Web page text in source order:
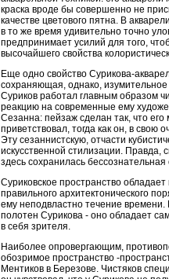
краска вроде бы совершенно не
качестве цветового пятна. В
в то же время удивительно точно
предпринимает усилий для того,
высочайшего свойства
Еще одно свойство Сурикова-
сохраняющая, однако, изумительное
Суриков работал главным образом
реакцию на современные ему
Сезанна: пейзаж сделан так, что его
приветствовал, тогда как он, в
Эту сезаннистскую, отчасти
искусственной стилизации. Правда,
здесь сохранилась
Суриковское пространство
правильного архитектонического
ему неподвластно течение
полотен Сурикова - оно обладает
в себя зрителя.
Наиболее опровергающим,
обозримое пространство -
Ментиков в Березове. Чистяков